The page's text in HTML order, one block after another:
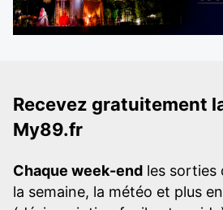
Recevez gratuitement
My89.fr
Chaque week-end les sorties
la semaine, la météo et plus